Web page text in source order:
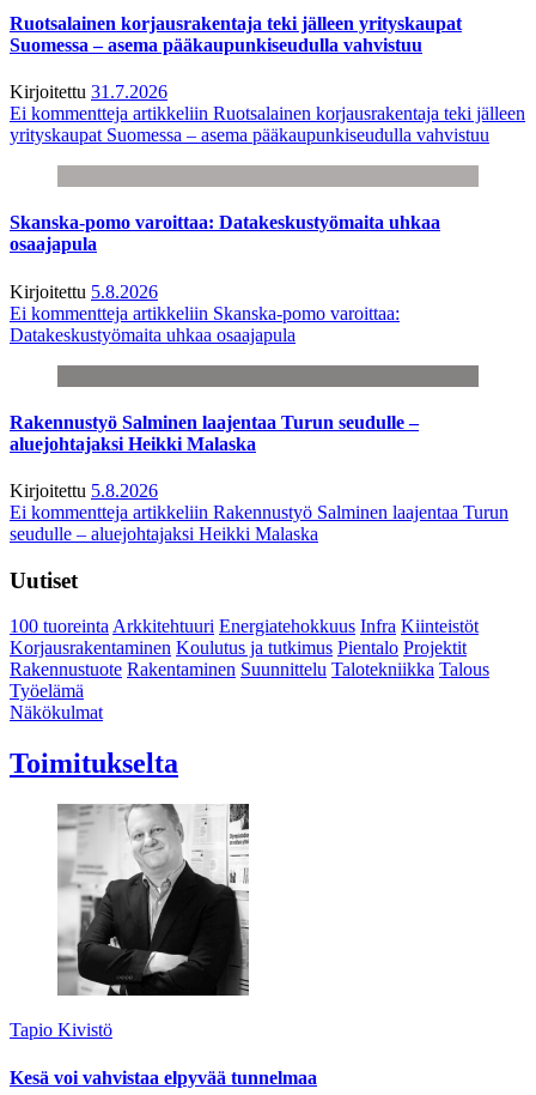
Ruotsalainen korjausrakentaja teki jälleen yrityskaupat
Suomessa – asema pääkaupunkiseudulla vahvistuu
Kirjoitettu 31.7.2026
Ei kommentteja artikkeliin Ruotsalainen korjausrakentaja teki jälleen
yrityskaupat Suomessa – asema pääkaupunkiseudulla vahvistuu
Skanska-pomo varoittaa: Datakeskustyömaita uhkaa
osaajapula
Kirjoitettu 5.8.2026
Ei kommentteja artikkeliin Skanska-pomo varoittaa:
Datakeskustyömaita uhkaa osaajapula
Rakennustyö Salminen laajentaa Turun seudulle –
aluejohtajaksi Heikki Malaska
Kirjoitettu 5.8.2026
Ei kommentteja artikkeliin Rakennustyö Salminen laajentaa Turun
seudulle – aluejohtajaksi Heikki Malaska
Uutiset
100 tuoreintaArkkitehtuuri Energiatehokkuus Infra Kiinteistöt
Korjausrakentaminen Koulutus ja tutkimus Pientalo Projektit
Rakennustuote Rakentaminen Suunnittelu Talotekniikka Talous
Työelämä
Näkökulmat
Toimitukselta
Tapio Kivistö
Kesä voi vahvistaa elpyvää tunnelmaa